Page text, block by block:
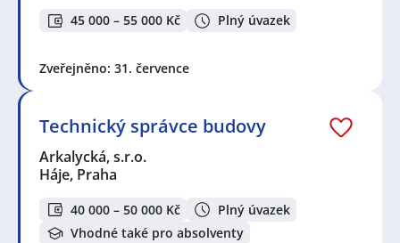
45 000 – 55 000 Kč Plný úvazek
Zveřejněno: 31. července
Technický správce budovy
Arkalycká, s.r.o.
Háje, Praha
40 000 – 50 000 Kč
Plný úvazek
Vhodné také pro absolventy